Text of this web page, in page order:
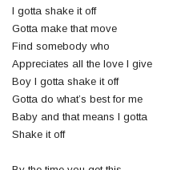
I gotta shake it off
Gotta make that move
Find somebody who
Appreciates all the love I give
Boy I gotta shake it off
Gotta do what’s best for me
Baby and that means I gotta
Shake it off